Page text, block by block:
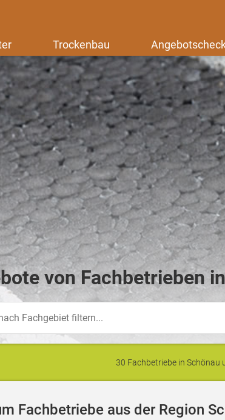
Trockenbau
von Fachbetrieben
30 Fachbetriebe in Schönau
Fachbetriebe aus der Region